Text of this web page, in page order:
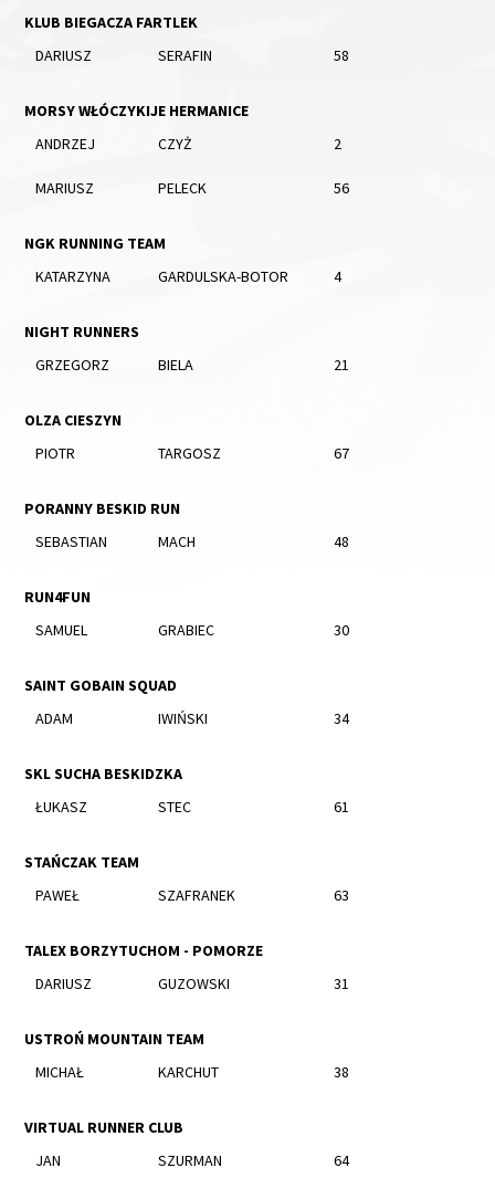
KLUB BIEGACZA FARTLEK
DARIUSZ
SERAFIN 58
MORSY WŁÓCZYKIJE HERMANICE
ANDRZEJ
CZYŻ 2
MARIUSZ PELECK 56
NGK RUNNING TEAM
KATARZYNA
GARDULSKA-BOTOR 4
NIGHT RUNNERS
GRZEGORZ
BIELA 21
OLZA CIESZYN
PIOTR
TARGOSZ 67
PORANNY BESKID RUN
SEBASTIAN
MACH 48
RUN4FUN
SAMUEL
GRABIEC 30
SAINT GOBAIN SQUAD
ADAM
IWIŃSKI 34
SKL SUCHA BESKIDZKA
ŁUKASZ
STEC 61
STAŃCZAK TEAM
PAWEŁ
SZAFRANEK 63
TALEX BORZYTUCHOM - POMORZE
DARIUSZ
GUZOWSKI 31
USTROŃ MOUNTAIN TEAM
MICHAŁ
KARCHUT 38
VIRTUAL RUNNER CLUB
JAN
SZURMAN 64